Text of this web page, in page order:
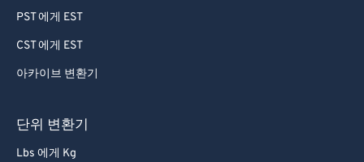
PST 에게 EST
CST 에게 EST
아카이브 변환기
단위 변환기
Lbs 에게 Kg